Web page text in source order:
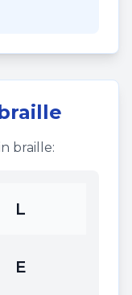
braille:
L
E